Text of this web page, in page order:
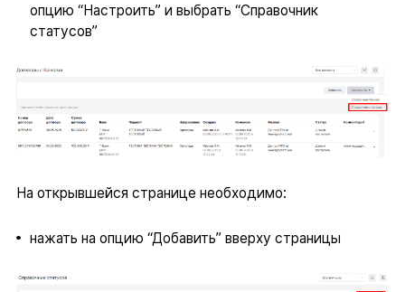
опцию “Настроить” и выбрать “Справочник
статусов”
На открывшейся странице необходимо:
нажать на опцию “Добавить” вверху страницы